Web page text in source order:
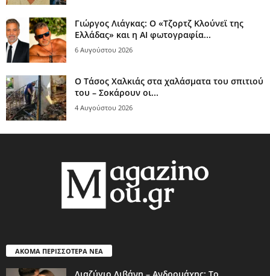
Γιώργος Λιάγκας: Ο «Τζορτζ Κλούνεϊ της
Ελλάδας» και η AI φωτογραφία...
6 Αυγούστου 2026
Ο Τάσος Χαλκιάς στα χαλάσματα του σπιτιού
του – Σοκάρουν οι...
4 Αυγούστου 2026
ΑΚΟΜΑ ΠΕΡΙΣΣΟΤΕΡΑ ΝΕΑ